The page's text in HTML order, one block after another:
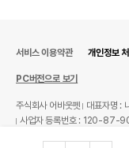
서비스 이용약관 개인정보
PC버전으로 보기
주식회사 어바웃펫
대표자명 :
사업자 등록번호 : 120-